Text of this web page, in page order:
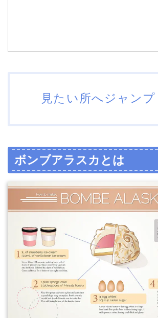
見たい所へジャンプ
ボンブアラスカとは